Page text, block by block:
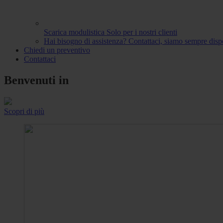
Scarica modulistica Solo per i nostri clienti
Hai bisogno di assistenza? Contattaci, siamo sempre
Chiedi un preventivo
Contattaci
Benvenuti in
Scopri di più